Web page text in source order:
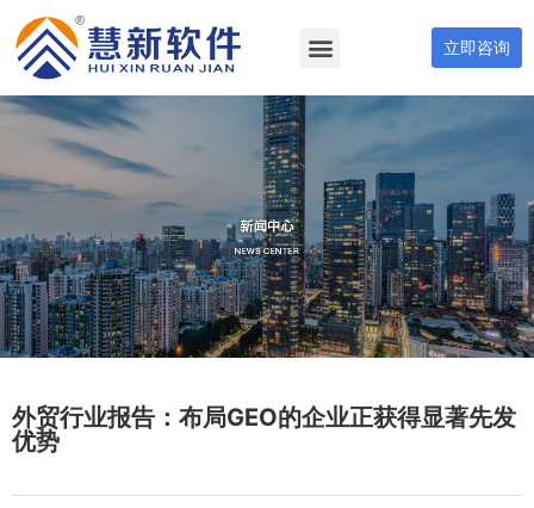
立即咨询
外贸行业报告：布局GEO的企业正获得显著先发
优势